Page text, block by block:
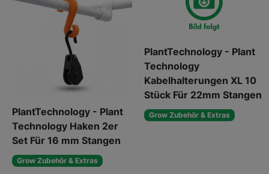
PlantTechnology - Plant
Technology Haken 2er
Set Für 16 mm Stangen
Grow Zubehör & Extras
PlantTechnology - Plant
Technology
Kabelhalterungen XL 10
Stück Für 22mm Stangen
Grow Zubehör & Extras